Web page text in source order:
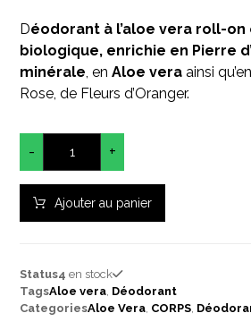
Déodorant à l’aloe vera roll-on
biologique, enrichie en Pierre
minérale, enAloe vera ainsi qu’en
Rose, de Fleurs d’Oranger.
- +
Ajouter au panier
Status4 en stock
TagsAloe vera, Déodorant
CategoriesAloe Vera, CORPS,